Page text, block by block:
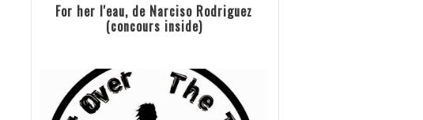
For her l'eau, de Narciso Rodriguez
(concours inside)